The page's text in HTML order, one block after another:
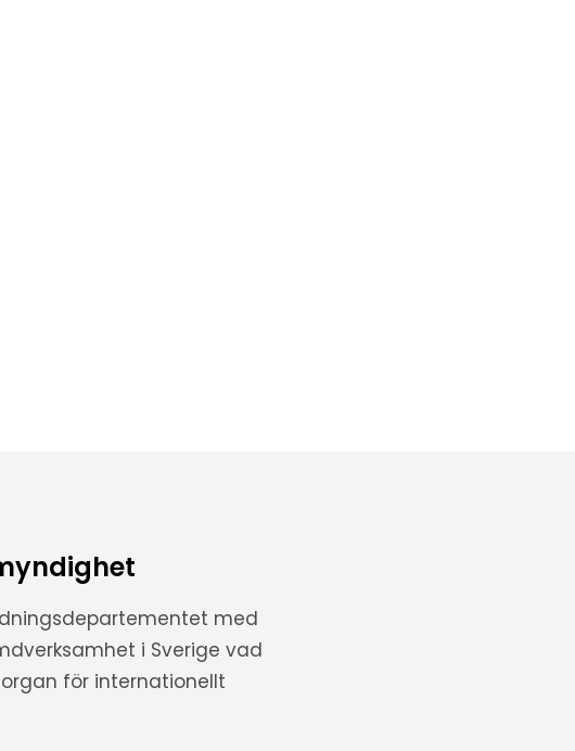
med
i Sverige vad
för internationellt